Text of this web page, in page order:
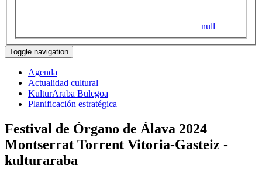
null
Toggle navigation
Agenda
Actualidad cultural
KulturAraba Bulegoa
Planificación estratégica
Festival de Órgano de Álava 2024
Montserrat Torrent Vitoria-Gasteiz -
kulturaraba